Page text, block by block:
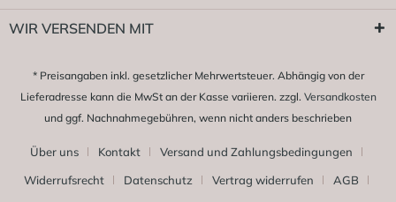
WIR VERSENDEN MIT
* Preisangaben inkl. gesetzlicher Mehrwertsteuer. Abhängig von der
Lieferadresse kann die MwSt an der Kasse variieren. zzgl. Versandkosten
und ggf. Nachnahmegebühren, wenn nicht anders beschrieben
Über uns Kontakt
Versand und Zahlungsbedingungen
Widerrufsrecht
Datenschutz Vertrag widerrufen
AGB